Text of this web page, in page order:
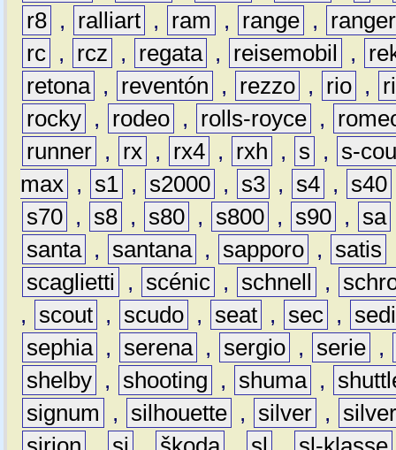
r8 , ralliart , ram , range ,
ranger
rc , rcz , regata , reisemobil ,
retona , reventón , rezzo , rio ,
rocky , rodeo , rolls-royce ,
runner , rx , rx4 , rxh , s ,
s-
max , s1 , s2000 , s3 , s4 , s40
s70 , s8 , s80 , s800 , s90 , sa
santa , santana , sapporo , satis
scaglietti
, scénic , schnell ,
,
scout , scudo , seat , sec ,
sephia , serena , sergio , serie ,
shelby , shooting , shuma ,
signum
, silhouette , silver ,